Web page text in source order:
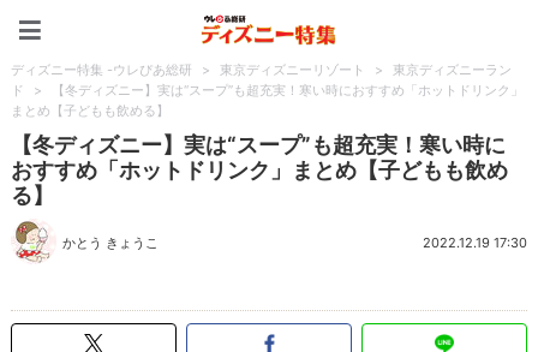
ディズニー特集 -ウレぴあ総研 > 東京ディズニーリゾート >
東京ディズニーラン
ド
>
【冬ディズニー】実は“スープ”も超充実！寒い時におすすめ「ホットドリンク」
まとめ【子どもも飲める】
【冬ディズニー】実は“スープ”も超充実！寒い時に
おすすめ「ホットドリンク」まとめ【子どもも飲め
る】
かとう きょうこ 2022.12.19 17:30